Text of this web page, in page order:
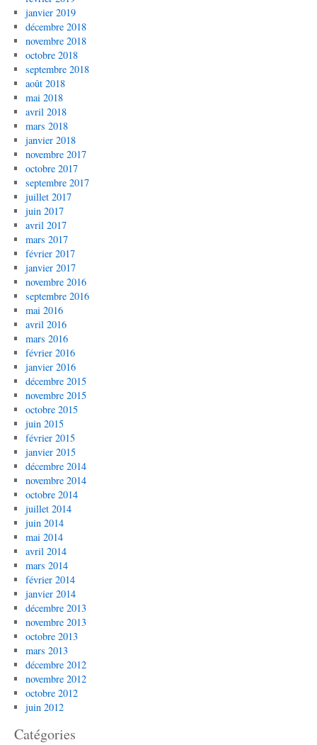
janvier 2019
décembre 2018
novembre 2018
octobre 2018
septembre 2018
août 2018
mai 2018
avril 2018
mars 2018
janvier 2018
novembre 2017
octobre 2017
septembre 2017
juillet 2017
juin 2017
avril 2017
mars 2017
février 2017
janvier 2017
novembre 2016
septembre 2016
mai 2016
avril 2016
mars 2016
février 2016
janvier 2016
décembre 2015
novembre 2015
octobre 2015
juin 2015
février 2015
janvier 2015
décembre 2014
novembre 2014
octobre 2014
juillet 2014
juin 2014
mai 2014
avril 2014
mars 2014
février 2014
janvier 2014
décembre 2013
novembre 2013
octobre 2013
mars 2013
décembre 2012
novembre 2012
octobre 2012
juin 2012
Catégories